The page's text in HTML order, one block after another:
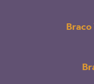
Braco